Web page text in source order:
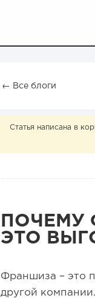
← Все блоги
Статья написана в
ПОЧЕМУ
ЭТО
Франшиза – это
другой